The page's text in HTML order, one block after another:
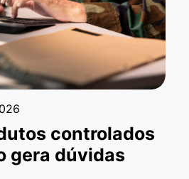
controlados
gera dúvidas